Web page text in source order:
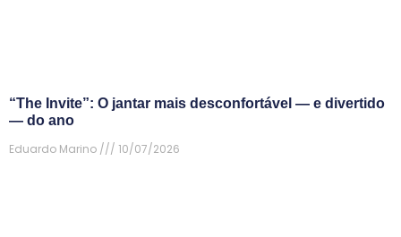
“The Invite”: O jantar mais desconfortável — e divertido
— do ano
Eduardo Marino
10/07/2026